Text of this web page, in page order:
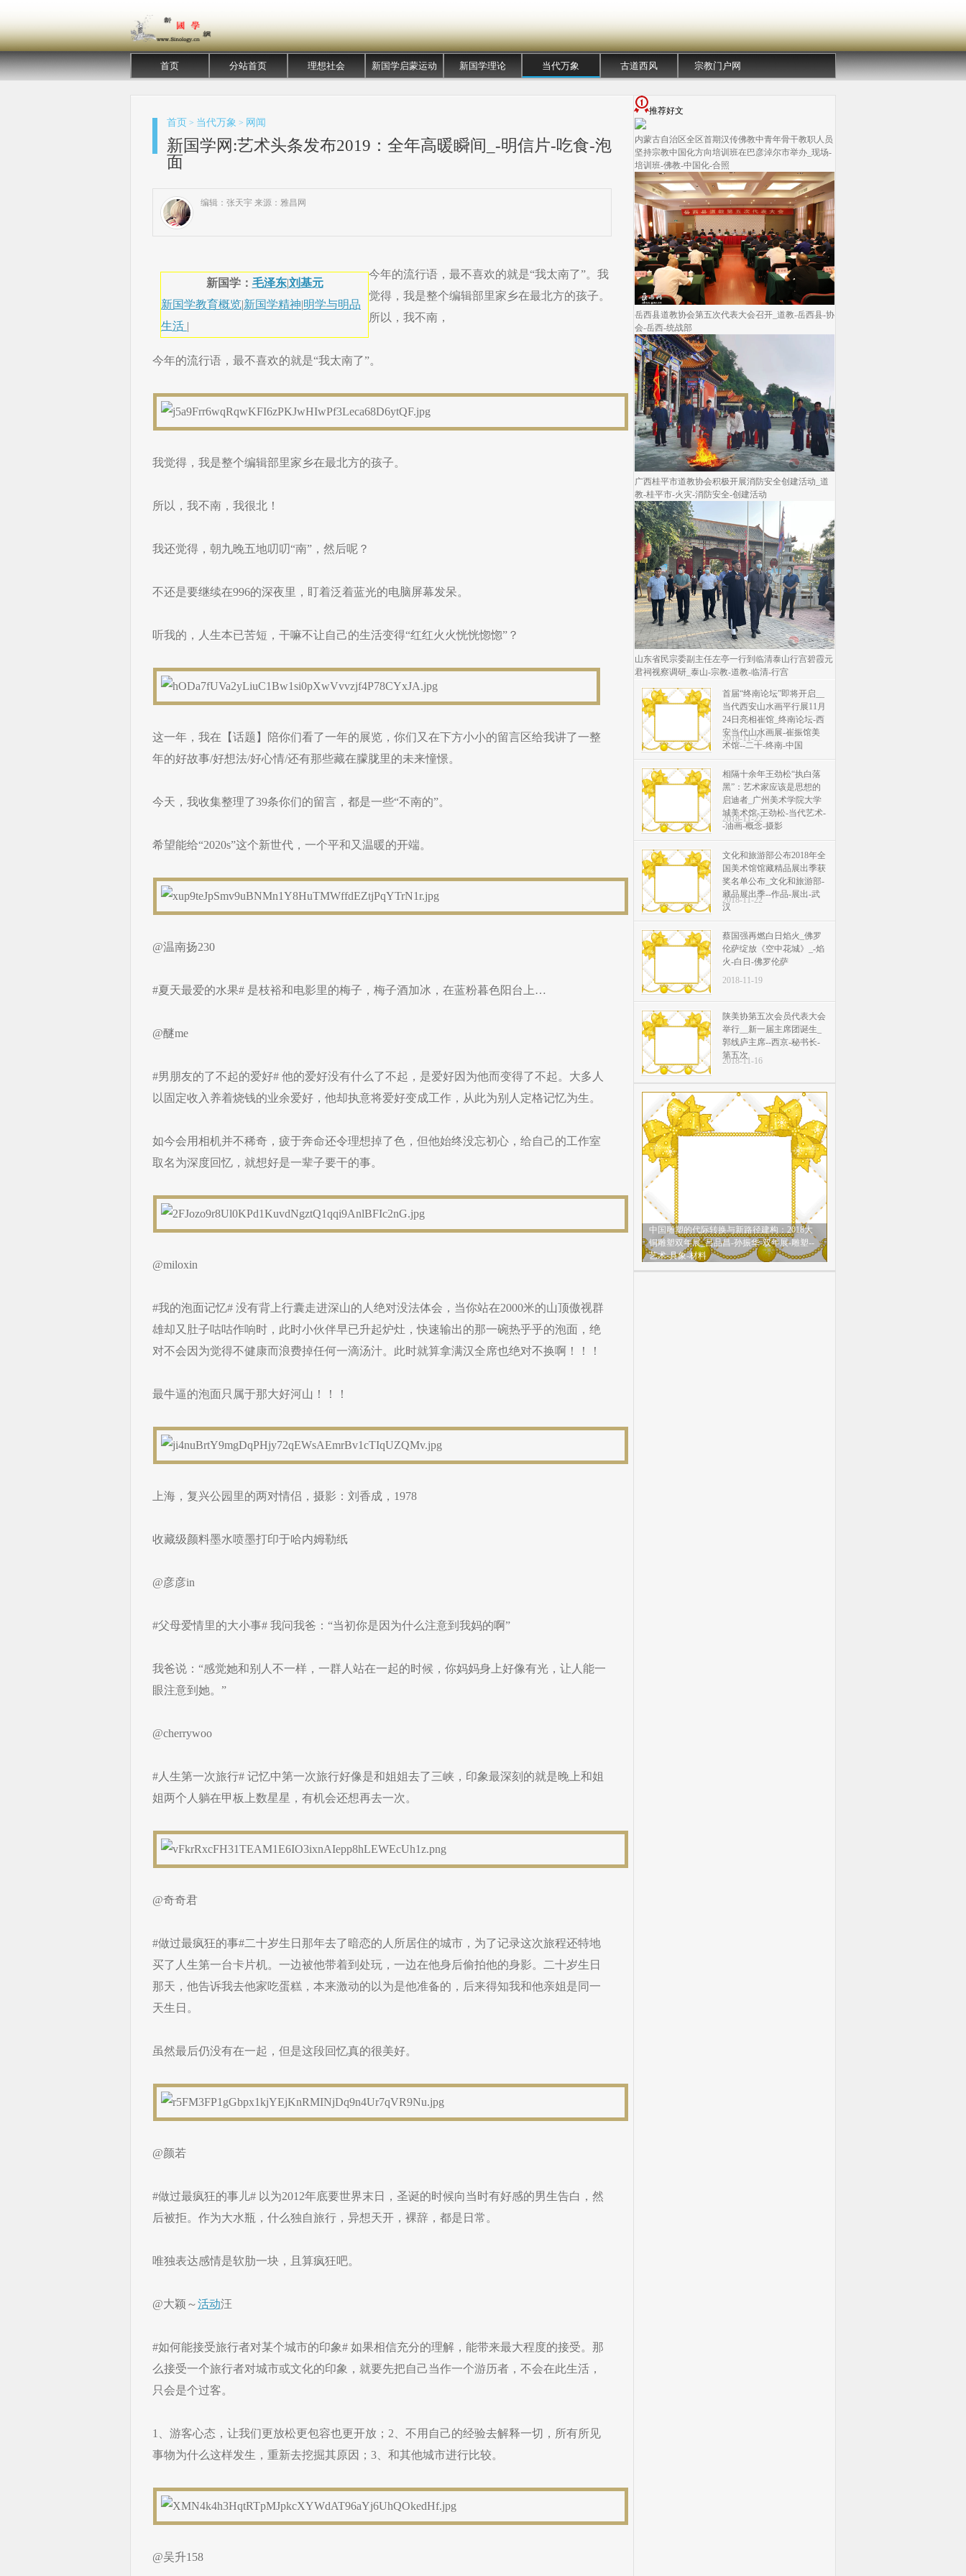
首页 分站首页 理想社会 新国学启蒙运动 新国学理论 当代万象 古道西风 宗教门户网
首页 > 当代万象 > 网闻
新国学网:艺术头条发布2019：全年高暖瞬间_-明信片-吃食-泡
面
编辑：张天宇 来源：雅昌网
新国学： 毛泽东|刘基元
新国学教育概览|新国学精神|明学与明品
生活 |
今年的流行语，最不喜欢的就是“我太南了”。我
觉得，我是整个编辑部里家乡在最北方的孩子。
所以，我不南，
今年的流行语，最不喜欢的就是“我太南了”。
我觉得，我是整个编辑部里家乡在最北方的孩子。
所以，我不南，我很北！
我还觉得，朝九晚五地叨叨“南”，然后呢？
不还是要继续在996的深夜里，盯着泛着蓝光的电脑屏幕发呆。
听我的，人生本已苦短，干嘛不让自己的生活变得“红红火火恍恍惚惚”？
这一年，我在【话题】陪你们看了一年的展览，你们又在下方小小的留言区给我讲了一整
年的好故事/好想法/好心情/还有那些藏在朦胧里的未来憧憬。
今天，我收集整理了39条你们的留言，都是一些“不南的”。
希望能给“2020s”这个新世代，一个平和又温暖的开端。
@温南扬230
#夏天最爱的水果# 是枝裕和电影里的梅子，梅子酒加冰，在蓝粉暮色阳台上…
@醚me
#男朋友的了不起的爱好# 他的爱好没有什么了不起，是爱好因为他而变得了不起。大多人
以固定收入养着烧钱的业余爱好，他却执意将爱好变成工作，从此为别人定格记忆为生。
如今会用相机并不稀奇，疲于奔命还令理想掉了色，但他始终没忘初心，给自己的工作室
取名为深度回忆，就想好是一辈子要干的事。
@miloxin
#我的泡面记忆# 没有背上行囊走进深山的人绝对没法体会，当你站在2000米的山顶傲视群
雄却又肚子咕咕作响时，此时小伙伴早已升起炉灶，快速输出的那一碗热乎乎的泡面，绝
对不会因为觉得不健康而浪费掉任何一滴汤汁。此时就算拿满汉全席也绝对不换啊！！！
最牛逼的泡面只属于那大好河山！！！
上海，复兴公园里的两对情侣，摄影：刘香成，1978
收藏级颜料墨水喷墨打印于哈内姆勒纸
@彦彦in
#父母爱情里的大小事# 我问我爸：“当初你是因为什么注意到我妈的啊”
我爸说：“感觉她和别人不一样，一群人站在一起的时候，你妈妈身上好像有光，让人能一
眼注意到她。”
@cherrywoo
#人生第一次旅行# 记忆中第一次旅行好像是和姐姐去了三峡，印象最深刻的就是晚上和姐
姐两个人躺在甲板上数星星，有机会还想再去一次。
@奇奇君
#做过最疯狂的事#二十岁生日那年去了暗恋的人所居住的城市，为了记录这次旅程还特地
买了人生第一台卡片机。一边被他带着到处玩，一边在他身后偷拍他的身影。二十岁生日
那天，他告诉我去他家吃蛋糕，本来激动的以为是他准备的，后来得知我和他亲姐是同一
天生日。
虽然最后仍没有在一起，但是这段回忆真的很美好。
@颜若
#做过最疯狂的事儿# 以为2012年底要世界末日，圣诞的时候向当时有好感的男生告白，然
后被拒。作为大水瓶，什么独自旅行，异想天开，裸辞，都是日常。
唯独表达感情是软肋一块，且算疯狂吧。
@大颖～活动汪
#如何能接受旅行者对某个城市的印象# 如果相信充分的理解，能带来最大程度的接受。那
么接受一个旅行者对城市或文化的印象，就要先把自己当作一个游历者，不会在此生活，
只会是个过客。
1、游客心态，让我们更放松更包容也更开放；2、不用自己的经验去解释一切，所有所见
事物为什么这样发生，重新去挖掘其原因；3、和其他城市进行比较。
@吴升158
推荐好文
内蒙古自治区全区首期汉传佛教中青年骨干教职人员
坚持宗教中国化方向培训班在巴彦淖尔市举办_现场-
培训班-佛教-中国化-合照
岳西县道教协会第五次代表大会召开_道教-岳西县-协
会-岳西-统战部
广西桂平市道教协会积极开展消防安全创建活动_道
教-桂平市-火灾-消防安全-创建活动
山东省民宗委副主任左亭一行到临清泰山行宫碧霞元
君祠视察调研_泰山-宗教-道教-临清-行宫
首届“终南论坛”即将开启__
当代西安山水画平行展11月
24日亮相崔馆_终南论坛-西
安当代山水画展-崔振馆美
术馆--二十-终南-中国
2018-11-22
相隔十余年王劲松“执白落
黑”：艺术家应该是思想的
启迪者_广州美术学院大学
城美术馆-王劲松-当代艺术-
-油画-概念-摄影
2018-11-22
文化和旅游部公布2018年全
国美术馆馆藏精品展出季获
奖名单公布_文化和旅游部-
藏品展出季--作品-展出-武
汉
2018-11-22
蔡国强再燃白日焰火_佛罗
伦萨绽放《空中花城》_-焰
火-白日-佛罗伦萨
2018-11-19
陕美协第五次会员代表大会
举行__新一届主席团诞生_
郭线庐主席--西京-秘书长-
第五次
2018-11-16
中国雕塑的代际转换与新路径建构：2018大
铜雕塑双年展_吕品昌-孙振华-双年展-雕塑--
艺术-具象-材料